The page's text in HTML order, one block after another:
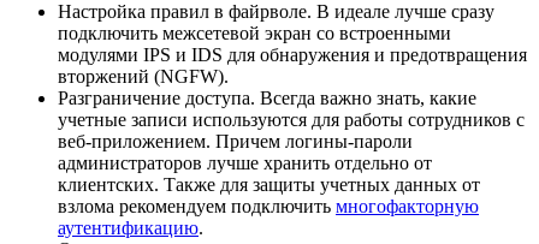
Настройка правил в файрволе. В идеале лучше сразу
подключить межсетевой экран со встроенными
модулями IPS и IDS для обнаружения и предотвращения
вторжений (NGFW).
Разграничение доступа. Всегда важно знать, какие
учетные записи используются для работы сотрудников с
веб-приложением. Причем логины-пароли
администраторов лучше хранить отдельно от
клиентских. Также для защиты учетных данных от
взлома рекомендуем подключить многофакторную
аутентификацию.